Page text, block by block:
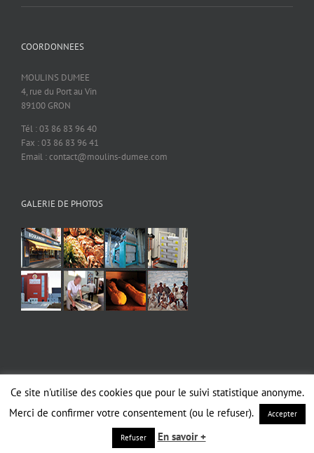
COORDONNEES
MOULINS DUMEE
4, rue du Port au Vin
89100 GRON
Tél : 03 86 83 96 40
Fax : 03 86 83 96 41
Email : contact@moulins-dumee.com
GALERIE DE PHOTOS
Copyright 2019 MOULINS DUMEE | Tous droits réservés |Mentions légales|
Ce site n'utilise des cookies que pour le suivi statistique anonyme.
Merci de confirmer votre consentement (ou le refuser).
Accepter
Refuser En savoir +